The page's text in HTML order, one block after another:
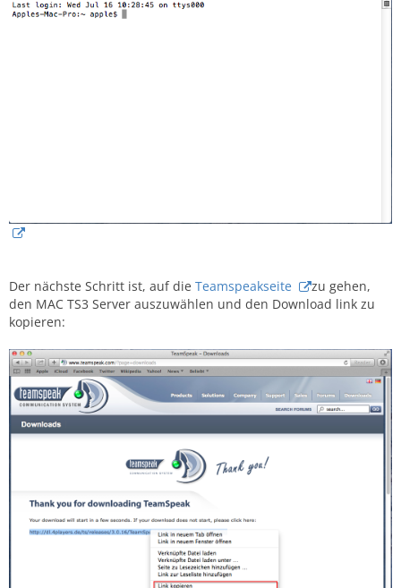
Der nächste Schritt ist, auf die Teamspeakseite
zu gehen,
den MAC TS3 Server auszuwählen und den Download link zu
kopieren: